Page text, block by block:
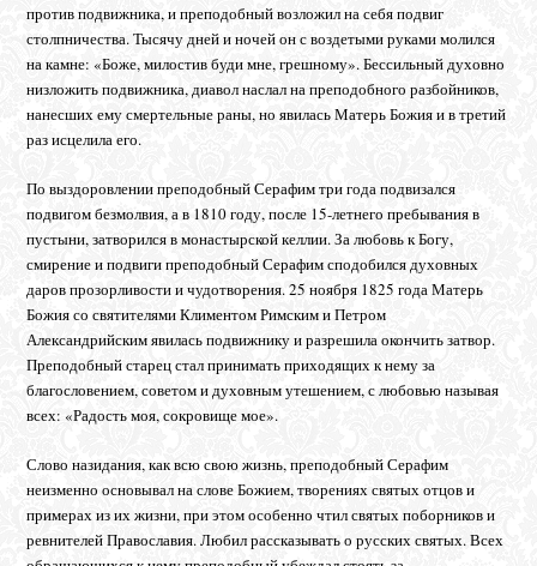
против подвижника, и преподобный возложил на себя подвиг
столпничества. Тысячу дней и ночей он с воздетыми руками молился
на камне: «Боже, милостив буди мне, грешному». Бессильный духовно
низложить подвижника, диавол наслал на преподобного разбойников,
нанесших ему смертельные раны, но явилась Матерь Божия и в третий
раз исцелила его.
По выздоровлении преподобный Серафим три года подвизался
подвигом безмолвия, а в 1810 году, после 15-летнего пребывания в
пустыни, затворился в монастырской келлии. За любовь к Богу,
смирение и подвиги преподобный Серафим сподобился духовных
даров прозорливости и чудотворения. 25 ноября 1825 года Матерь
Божия со святителями Климентом Римским и Петром
Александрийским явилась подвижнику и разрешила окончить затвор.
Преподобный старец стал принимать приходящих к нему за
благословением, советом и духовным утешением, с любовью называя
всех: «Радость моя, сокровище мое».
Слово назидания, как всю свою жизнь, преподобный Серафим
неизменно основывал на слове Божием, творениях святых отцов и
примерах из их жизни, при этом особенно чтил святых поборников и
ревнителей Православия. Любил рассказывать о русских святых. Всех